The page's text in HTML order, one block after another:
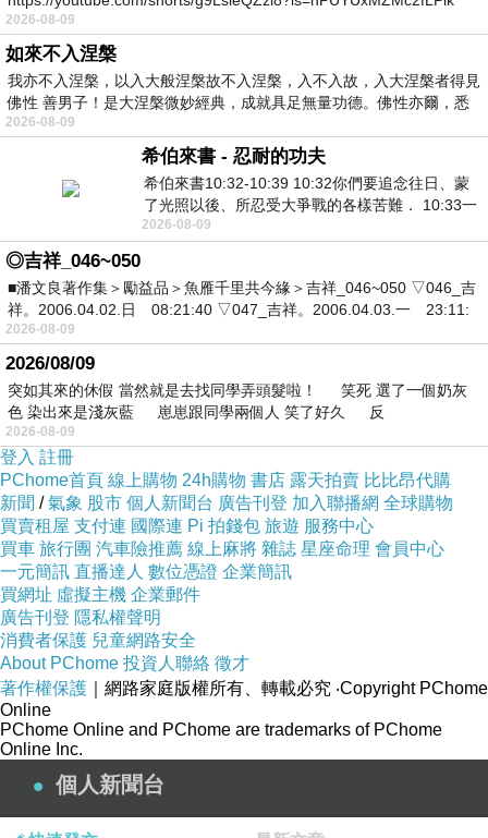
2026-08-09
如來不入涅槃
我亦不入涅槃，以入大般涅槃故不入涅槃，入不入故，入大涅槃者得見
佛性 善男子！是大涅槃微妙經典，成就具足無量功德。佛性亦爾，悉
2026-08-09
希伯來書 - 忍耐的功夫
希伯來書10:32-10:39 10:32你們要追念往日、蒙
了光照以後、所忍受大爭戰的各樣苦難． 10:33一
面被毀謗、遭患難、成了戲景、叫眾人
2026-08-09
◎吉祥_046~050
■潘文良著作集＞勵益品＞魚雁千里共今緣＞吉祥_046~050 ▽046_吉
祥。2006.04.02.日 08:21:40 ▽047_吉祥。2006.04.03.一 23:11:
2026-08-09
2026/08/09
突如其來的休假 當然就是去找同學弄頭髮啦！ 笑死 選了一個奶灰
色 染出來是淺灰藍 崽崽跟同學兩個人 笑了好久 反
2026-08-09
登入 註冊
PChome首頁 線上購物 24h購物 書店 露天拍賣 比比昂代購
新聞 /氣象 股市 個人新聞台 廣告刊登 加入聯播網 全球購物
買賣租屋 支付連 國際連 Pi 拍錢包 旅遊 服務中心
買車 旅行團 汽車險推薦 線上麻將 雜誌 星座命理 會員中心
一元簡訊 直播達人 數位憑證 企業簡訊
買網址 虛擬主機 企業郵件
廣告刊登 隱私權聲明
消費者保護 兒童網路安全
About PChome 投資人聯絡 徵才
著作權保護 ｜網路家庭版權所有、轉載必究 ‧Copyright PChome
Online
PChome Online and PChome are trademarks of PChome
Online Inc.
個人新聞台